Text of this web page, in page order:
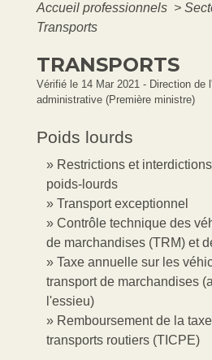
Accueil professionnels >
Transports
TRANSPORTS
Vérifié le 14 Mar 2021 - Direction de
administrative (Première ministre)
Poids lourds
Restrictions et
poids-lourds
Transport exceptionnel
Contrôle technique des
de marchandises (TRM) et
Taxe annuelle sur les
transport de marchandises
l'essieu)
Remboursement de la
transports routiers (TICPE)